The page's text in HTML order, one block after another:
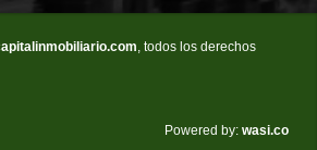
, todos los derechos
Powered by: wasi.co